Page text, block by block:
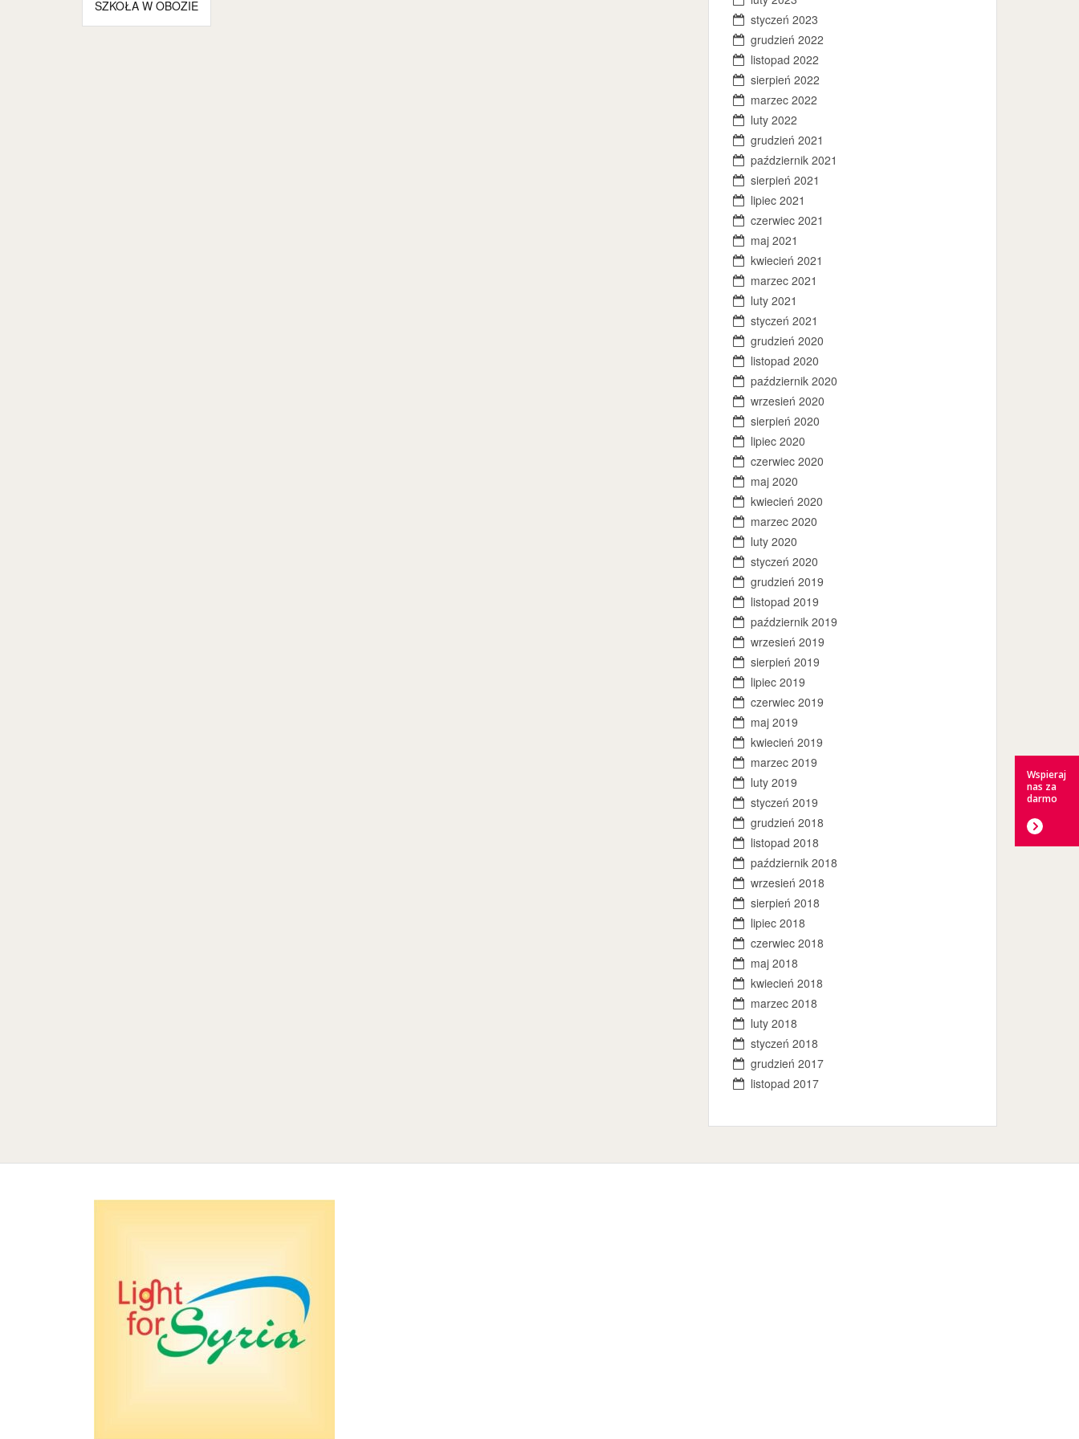
wpisu
SZKOŁA W OBOZIE
styczeń 2023
grudzień 2022
listopad 2022
sierpień 2022
marzec 2022
luty 2022
grudzień 2021
październik 2021
sierpień 2021
lipiec 2021
czerwiec 2021
maj 2021
kwiecień 2021
marzec 2021
luty 2021
styczeń 2021
grudzień 2020
listopad 2020
październik 2020
wrzesień 2020
sierpień 2020
lipiec 2020
czerwiec 2020
maj 2020
kwiecień 2020
marzec 2020
luty 2020
styczeń 2020
grudzień 2019
listopad 2019
październik 2019
wrzesień 2019
sierpień 2019
lipiec 2019
czerwiec 2019
maj 2019
kwiecień 2019
marzec 2019
luty 2019
styczeń 2019
grudzień 2018
listopad 2018
październik 2018
wrzesień 2018
sierpień 2018
lipiec 2018
czerwiec 2018
maj 2018
kwiecień 2018
marzec 2018
luty 2018
styczeń 2018
grudzień 2017
listopad 2017
Wspieraj
nas za
darmo